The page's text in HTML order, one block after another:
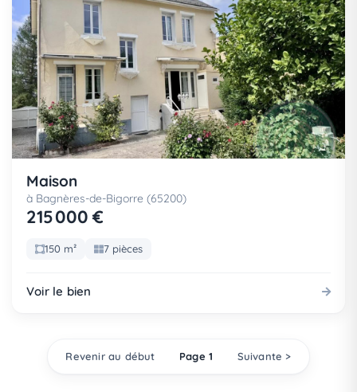
Maison
à Bagnères-de-Bigorre (65200)
215 000 €
150 m² 7 pièces
Voir le bien
Revenir au début Page 1 Suivante >